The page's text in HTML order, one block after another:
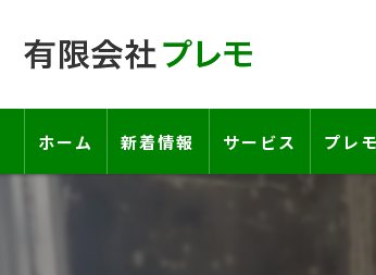
ホーム 新着情報 サービス プレ